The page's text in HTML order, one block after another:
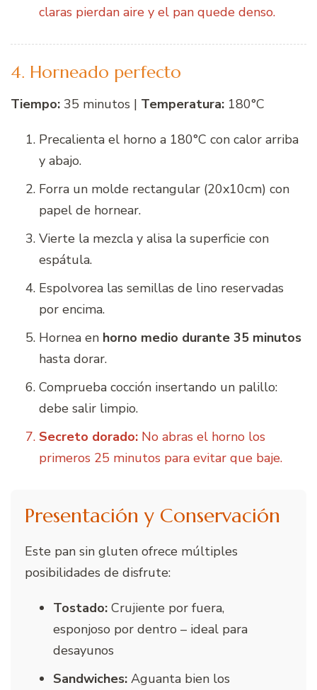
claras pierdan aire y el pan quede denso.
4. Horneado perfecto
Tiempo: 35 minutos | Temperatura: 180°C
Precalienta el horno a 180°C con calor arriba
y abajo.
Forra un molde rectangular (20x10cm) con
papel de hornear.
Vierte la mezcla y alisa la superficie con
espátula.
Espolvorea las semillas de lino reservadas
por encima.
Hornea en horno medio durante 35 minutos
hasta dorar.
Comprueba cocción insertando un palillo:
debe salir limpio.
Secreto dorado: No abras el horno los
primeros 25 minutos para evitar que baje.
Presentación y Conservación
Este pan sin gluten ofrece múltiples
posibilidades de disfrute:
Tostado: Crujiente por fuera,
esponjoso por dentro – ideal para
desayunos
Sandwiches: Aguanta bien los